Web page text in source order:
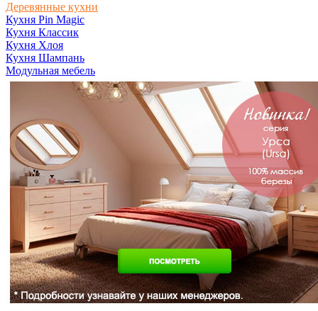
Деревянные кухни
Кухня Pin Magic
Кухня Классик
Кухня Хлоя
Кухня Шампань
Модульная мебель